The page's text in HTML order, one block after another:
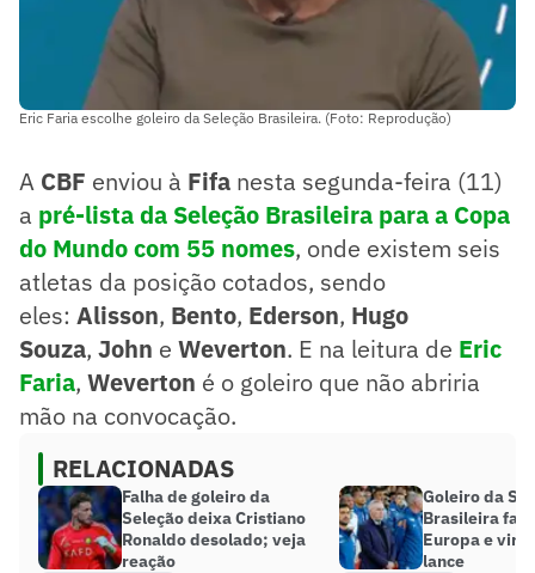
Eric Faria escolhe goleiro da Seleção Brasileira. (Foto: Reprodução)
A CBF enviou à Fifa nesta segunda-feira (11)
a pré-lista da Seleção Brasileira para a Copa
do Mundo com 55 nomes, onde existem seis
atletas da posição cotados, sendo
eles: Alisson, Bento, Ederson, Hugo
Souza, John e Weverton. E na leitura de Eric
Faria, Weverton é o goleiro que não abriria
mão na convocação.
RELACIONADAS
Falha de goleiro da
Seleção deixa Cristiano
Ronaldo desolado; veja
reação
Goleiro da
Brasileira
Europa e
lance